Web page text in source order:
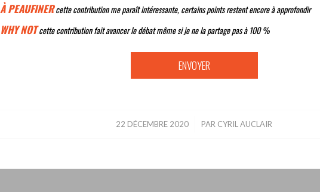
À PEAUFINERcette contribution me paraît intéressante, certains points restent encore à approfondir
WHY NOTcette contribution fait avancer le débat même si je ne la partage pas à 100 %
22 DÉCEMBRE 2020
/ PAR CYRIL AUCLAIR